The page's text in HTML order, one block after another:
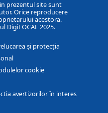
prezentul site sunt
Orice reproducere
acestora.
DigiLOCAL 2025.
și protecția
cookie
avertizorilor în interes